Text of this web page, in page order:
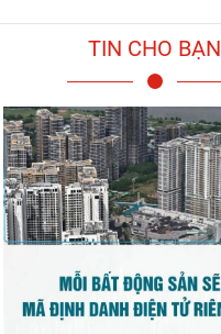
TIN CHO BẠN